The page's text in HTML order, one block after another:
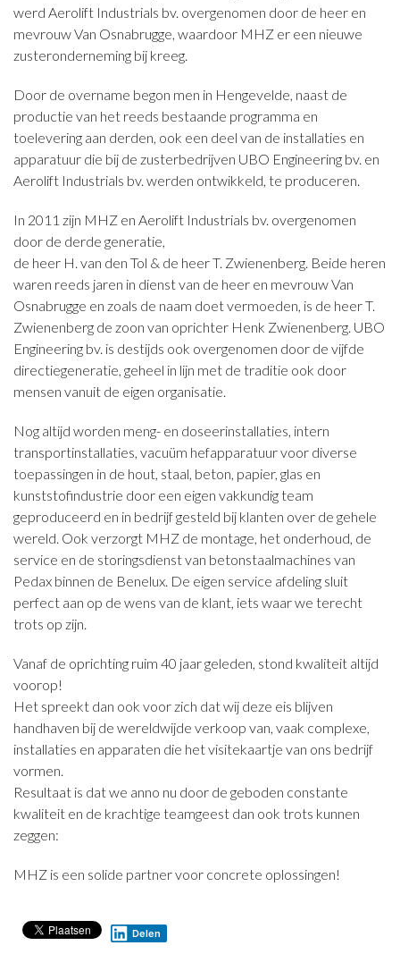
werd Aerolift Industrials bv. overgenomen door de heer en
mevrouw Van Osnabrugge, waardoor MHZ er een nieuwe
zusteronderneming bij kreeg.
Door de overname begon men in Hengevelde, naast de
productie van het reeds bestaande programma en
toelevering aan derden, ook een deel van de installaties en
apparatuur die bij de zusterbedrijven UBO Engineering bv. en
Aerolift Industrials bv. werden ontwikkeld, te produceren.
In 2011 zijn MHZ en Aerolift Industrials bv. overgenomen
door de derde generatie,
de heer H. van den Tol & de heer T. Zwienenberg. Beide heren
waren reeds jaren in dienst van de heer en mevrouw Van
Osnabrugge en zoals de naam doet vermoeden, is de heer T.
Zwienenberg de zoon van oprichter Henk Zwienenberg. UBO
Engineering bv. is destijds ook overgenomen door de vijfde
directiegeneratie, geheel in lijn met de traditie ook door
mensen vanuit de eigen organisatie.
Nog altijd worden meng- en doseerinstallaties, intern
transportinstallaties, vacuüm hefapparatuur voor diverse
toepassingen in de hout, staal, beton, papier, glas en
kunststofindustrie door een eigen vakkundig team
geproduceerd en in bedrijf gesteld bij klanten over de gehele
wereld. Ook verzorgt MHZ de montage, het onderhoud, de
service en de storingsdienst van betonstaalmachines van
Pedax binnen de Benelux. De eigen service afdeling sluit
perfect aan op de wens van de klant, iets waar we terecht
trots op zijn.
Vanaf de oprichting ruim 40 jaar geleden, stond kwaliteit altijd
voorop!
Het spreekt dan ook voor zich dat wij deze eis blijven
handhaven bij de wereldwijde verkoop van, vaak complexe,
installaties en apparaten die het visitekaartje van ons bedrijf
vormen.
Resultaat is dat we anno nu door de geboden constante
kwaliteit en de krachtige teamgeest dan ook trots kunnen
zeggen:
MHZ is een solide partner voor concrete oplossingen!
Delen